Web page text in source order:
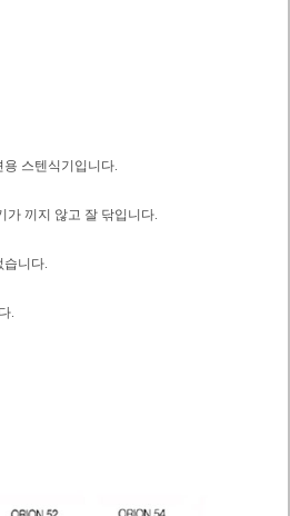
스텐식기입니다.
끼지 않고 잘 닦입니다.
니다.
.